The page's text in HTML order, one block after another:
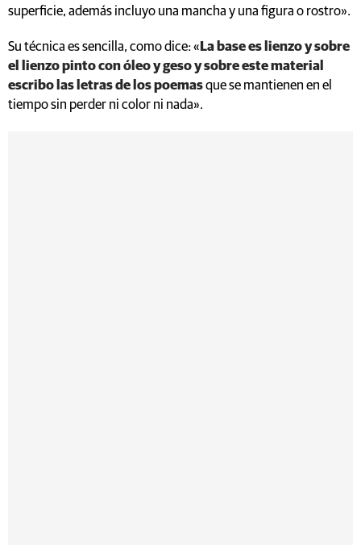
superficie, además incluyo una mancha y una figura o rostro».
Su técnica es sencilla, como dice: « La base es lienzo y sobre
el lienzo pinto con óleo y geso y sobre este material
escribo las letras de los poemasque se mantienen en el
tiempo sin perder ni color ni nada».